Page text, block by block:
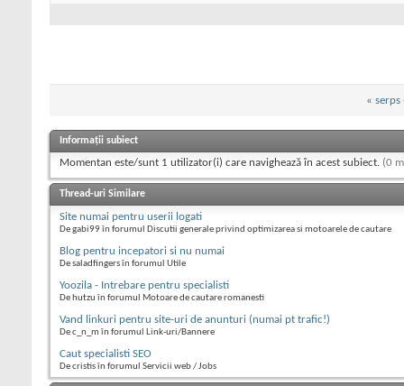
« serps
Informații subiect
Momentan este/sunt 1 utilizator(i) care navighează în acest subiect. (0
Thread-uri Similare
Site numai pentru userii logati
De gabi99 în forumul Discutii generale privind optimizarea si motoarele de cautare
Blog pentru incepatori si nu numai
De saladfingers în forumul Utile
Yoozila - Intrebare pentru specialisti
De hutzu în forumul Motoare de cautare romanesti
Vand linkuri pentru site-uri de anunturi (numai pt trafic!)
De c_n_m în forumul Link-uri/Bannere
Caut specialisti SEO
De cristis în forumul Servicii web / Jobs